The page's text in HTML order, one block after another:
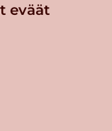
eväät